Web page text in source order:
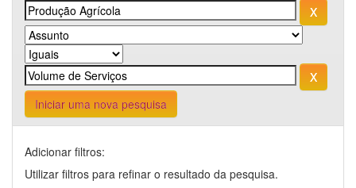
Iniciar uma nova pesquisa
Adicionar filtros:
Utilizar filtros para refinar o resultado da pesquisa.